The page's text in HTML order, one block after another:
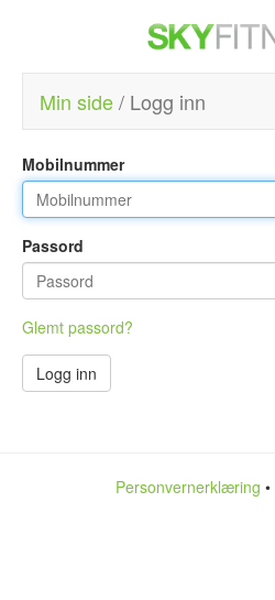
Min side/ Logg inn
Mobilnummer
Passord
Glemt passord?
Logg inn
Personvernerklæring •